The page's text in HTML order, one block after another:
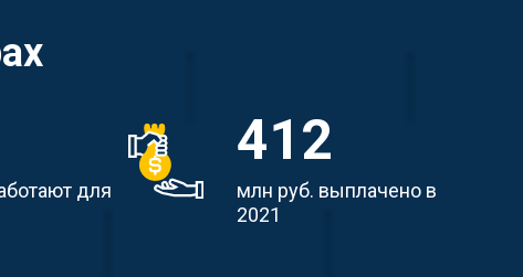
для
412
млн руб. выплачено в
2021